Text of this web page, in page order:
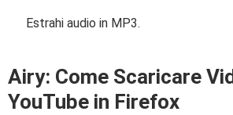
Estrahi audio in MP3.
Airy: Come Scaricare
YouTube in Firefox